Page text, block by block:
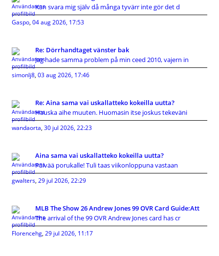
Kan svara mig själv då många tyvärr inte gör det d
Gaspo, 04 aug 2026, 17:53
Re: Dörrhandtaget vänster bak
Jag hade samma problem på min ceed 2010, vajern in
simonlj8, 03 aug 2026, 17:46
Re: Aina sama vai uskallatteko kokeilla uutta?
Hauska aihe muuten. Huomasin itse joskus tekeväni
wandaorta, 30 jul 2026, 22:23
Aina sama vai uskallatteko kokeilla uutta?
Päivää porukalle! Tuli taas viikonloppuna vastaan
gwalters, 29 jul 2026, 22:29
MLB The Show 26 Andrew Jones 99 OVR Card Guide:Att
The arrival of the 99 OVR Andrew Jones card has cr
Florencehg, 29 jul 2026, 11:17